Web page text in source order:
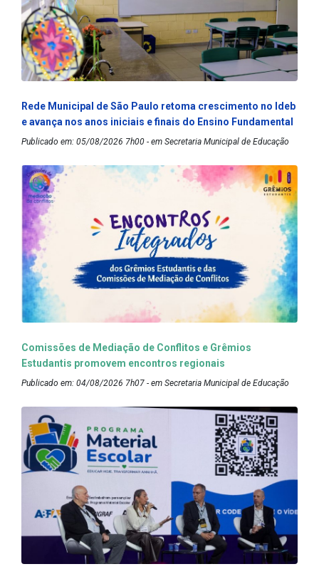
Rede Municipal de São Paulo retoma crescimento no Ideb
e avança nos anos iniciais e finais do Ensino Fundamental
Publicado em: 05/08/2026 7h00 - em Secretaria Municipal de Educação
Comissões de Mediação de Conflitos e Grêmios
Estudantis promovem encontros regionais
Publicado em: 04/08/2026 7h07 - em Secretaria Municipal de Educação